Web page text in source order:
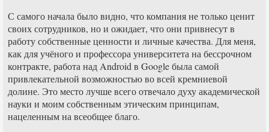
С самого начала было видно, что компания не только ценит
своих сотрудников, но и ожидает, что они привнесут в
работу собственные ценности и личные качества. Для меня,
как для учёного и профессора университета на бессрочном
контракте, работа над Android в Google была самой
привлекательной возможностью во всей кремниевой
долине. Это место лучше всего отвечало духу академической
науки и моим собственным этическим принципам,
нацеленным на всеобщее благо.